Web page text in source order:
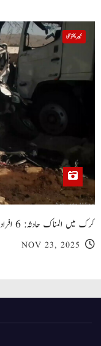
خیبر پختونخوا
کرک میں المناک حادثہ: 6 افراد جاں بحق، متعدد زخمی
NOV 23, 2025